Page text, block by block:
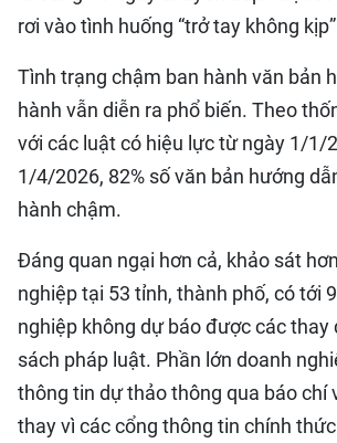
rơi vào tình huống “trở tay không
Tình trạng chậm ban hành văn bản
hành vẫn diễn ra phổ biến. Theo
với các luật có hiệu lực từ ngày 1/1/
1/4/2026, 82% số văn bản hướng
hành chậm.
Đáng quan ngại hơn cả, khảo sát
nghiệp tại 53 tỉnh, thành phố, có tới
nghiệp không dự báo được các thay
sách pháp luật. Phần lớn doanh
thông tin dự thảo thông qua báo chí
thay vì các cổng thông tin chính